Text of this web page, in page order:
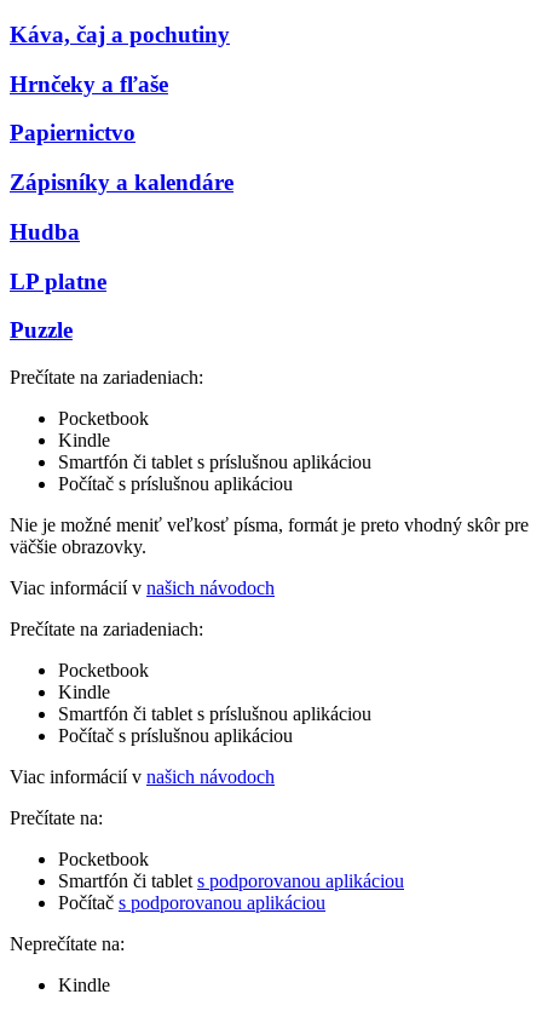
Káva, čaj a pochutiny
Hrnčeky a fľaše
Papiernictvo
Zápisníky a kalendáre
Hudba
LP platne
Puzzle
Prečítate na zariadeniach:
Pocketbook
Kindle
Smartfón či tablet s príslušnou aplikáciou
Počítač s príslušnou aplikáciou
Nie je možné meniť veľkosť písma, formát je preto vhodný skôr pre
väčšie obrazovky.
Viac informácií v našich návodoch
Prečítate na zariadeniach:
Pocketbook
Kindle
Smartfón či tablet s príslušnou aplikáciou
Počítač s príslušnou aplikáciou
Viac informácií v našich návodoch
Prečítate na:
Pocketbook
Smartfón či tablet s podporovanou aplikáciou
Počítač s podporovanou aplikáciou
Neprečítate na:
Kindle